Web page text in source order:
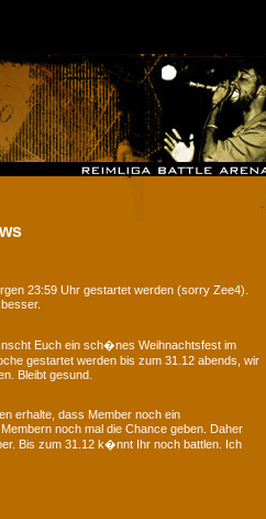
23:59 Uhr gestartet werden (sorry Zee4).
Euch ein sch�nes Weihnachtsfest im
gestartet werden bis zum 31.12 abends, wir
Bleibt gesund.
erhalte, dass Member noch ein
noch mal die Chance geben. Daher
Bis zum 31.12 k�nnt Ihr noch battlen. Ich